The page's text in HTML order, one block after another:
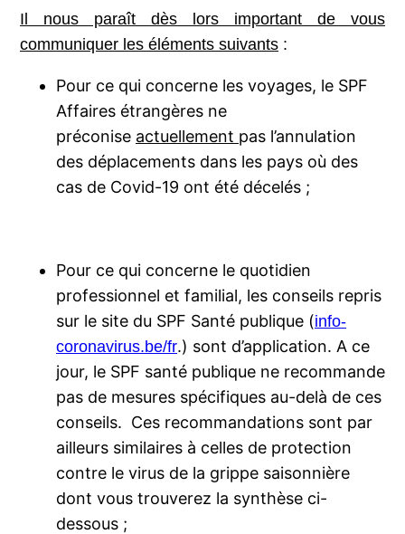
Il nous paraît dès lors important de vous
communiquer les éléments suivants :
Pour ce qui concerne les voyages, le SPF
Affaires étrangères ne
préconise actuellement pas l’annulation
des déplacements dans les pays où des
cas de Covid-19 ont été décelés ;
Pour ce qui concerne le quotidien
professionnel et familial, les conseils repris
sur le site du SPF Santé publique (info-
coronavirus.be/fr.) sont d’application. A ce
jour, le SPF santé publique ne recommande
pas de mesures spécifiques au-delà de ces
conseils. Ces recommandations sont par
ailleurs similaires à celles de protection
contre le virus de la grippe saisonnière
dont vous trouverez la synthèse ci-
dessous ;